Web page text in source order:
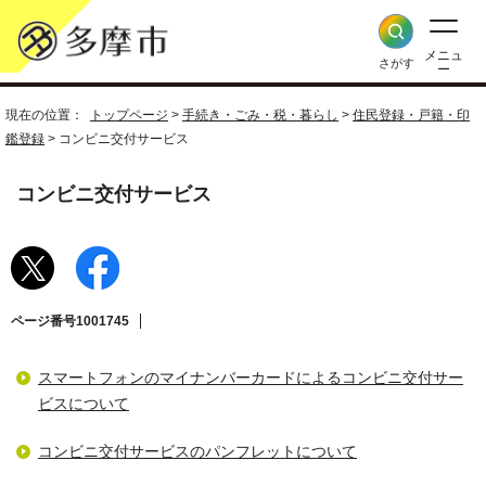
さがす
メニュ
ー
現在の位置： トップページ > 手続き・ごみ・税・暮らし > 住民登録・戸籍・印
鑑登録 > コンビニ交付サービス
コンビニ交付サービス
ページ番号1001745
スマートフォンのマイナンバーカードによるコンビニ交付サー
ビスについて
コンビニ交付サービスのパンフレットについて